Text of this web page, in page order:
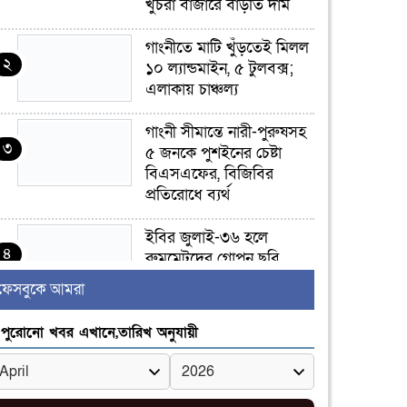
খুচরা বাজারে বাড়তি দাম
২
গাংনীতে মাটি খুঁড়তেই মিলল
১০ ল্যান্ডমাইন, ৫ টুলবক্স;
এলাকায় চাঞ্চল্য
৩
গাংনী সীমান্তে নারী-পুরুষসহ
৫ জনকে পুশইনের চেষ্টা
বিএসএফের, বিজিবির
প্রতিরোধে ব্যর্থ
৪
ইবির জুলাই-৩৬ হলে
রুমমেটদের গোপন ছবি
৫
র‍্যাব বিলুপ্ত হয়ে এসআরবি,
থাকছে নাগরিক অভিযোগের
আমরা
পুরোনো খবর এখানে,তারিখ অনুযায়ী